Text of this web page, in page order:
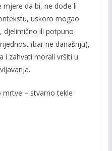
mjere da bi, ne dođe li
uskoro mogao
djelimično ili potpuno
(bar ne današnju),
i zahvati morali vršiti u
mrtve – stvarno tekle